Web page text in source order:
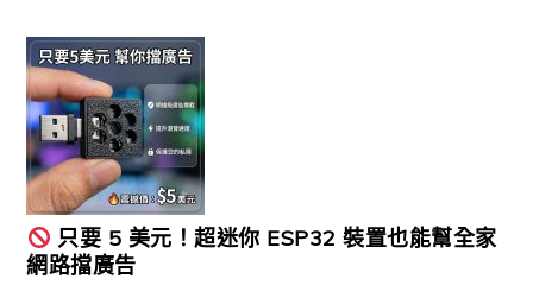
只要 5 美元！超迷你 ESP32 裝置也能幫全家
網路擋廣告